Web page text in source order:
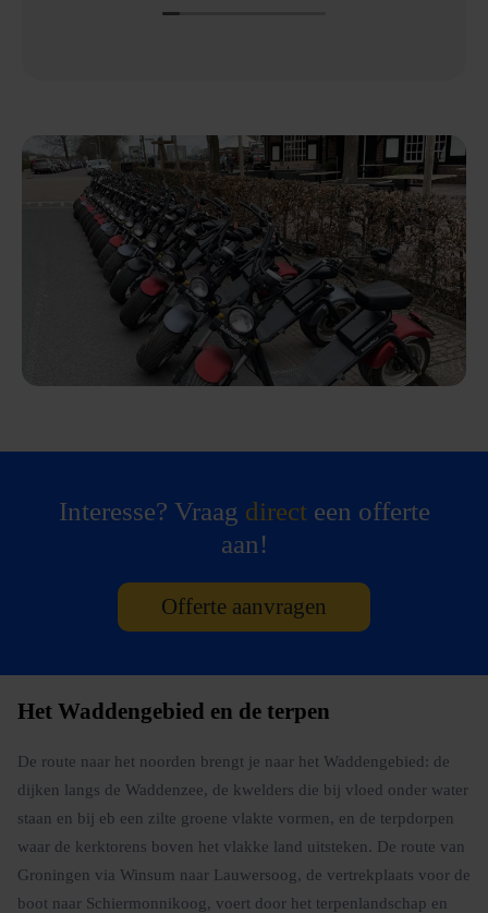
Interesse? Vraag directeen offerte
aan!
Offerte aanvragen
Het Waddengebied en de terpen
De route naar het noorden brengt je naar het Waddengebied: de
dijken langs de Waddenzee, de kwelders die bij vloed onder water
staan en bij eb een zilte groene vlakte vormen, en de terpdorpen
waar de kerktorens boven het vlakke land uitsteken. De route van
Groningen via Winsum naar Lauwersoog, de vertrekplaats voor de
boot naar Schiermonnikoog, voert door het terpenlandschap en